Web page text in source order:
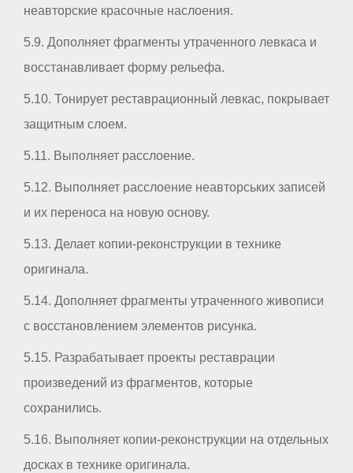
неавторские красочные наслоения.
5.9. Дополняет фрагменты утраченного левкаса и
восстанавливает форму рельефа.
5.10. Тонирует реставрационный левкас, покрывает
защитным слоем.
5.11. Выполняет расслоение.
5.12. Выполняет расслоение неавторських записей
и их переноса на новую основу.
5.13. Делает копии-реконструкции в технике
оригинала.
5.14. Дополняет фрагменты утраченного живописи
с восстановлением элементов рисунка.
5.15. Разрабатывает проекты реставрации
произведений из фрагментов, которые
сохранились.
5.16. Выполняет копии-реконструкции на отдельных
досках в технике оригинала.